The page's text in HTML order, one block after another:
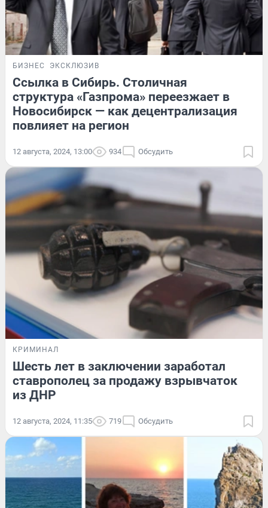
БИЗНЕС ЭКСКЛЮЗИВ
Ссылка в Сибирь. Столичная
структура «Газпрома» переезжает в
Новосибирск — как децентрализация
повлияет на регион
12 августа, 2024, 13:00 934 Обсудить
КРИМИНАЛ
Шесть лет в заключении заработал
ставрополец за продажу взрывчаток
из ДНР
12 августа, 2024, 11:35 719 Обсудить